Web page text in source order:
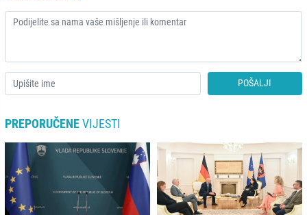
POŠALJI
PREPORUČENEVIJESTI